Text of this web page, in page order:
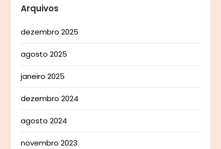
Arquivos
dezembro 2025
agosto 2025
janeiro 2025
dezembro 2024
agosto 2024
novembro 2023